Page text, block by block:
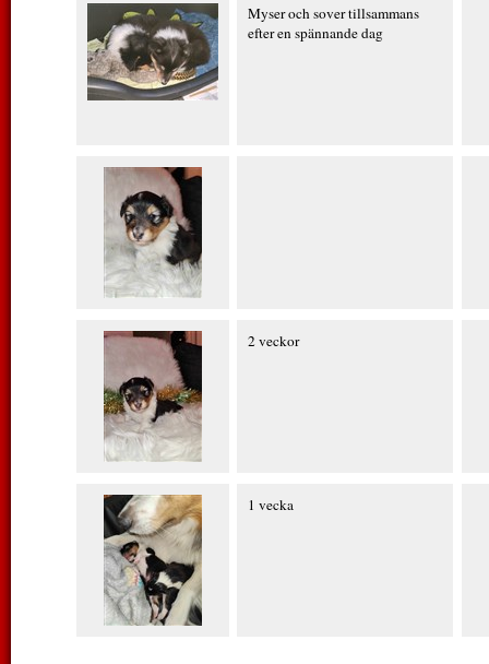
Myser och sover tillsammans
efter en spännande dag
2 veckor
1 vecka